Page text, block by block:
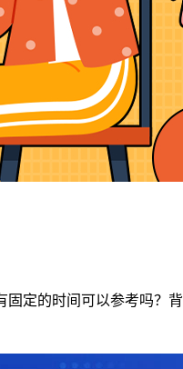
定的时间可以参考吗？